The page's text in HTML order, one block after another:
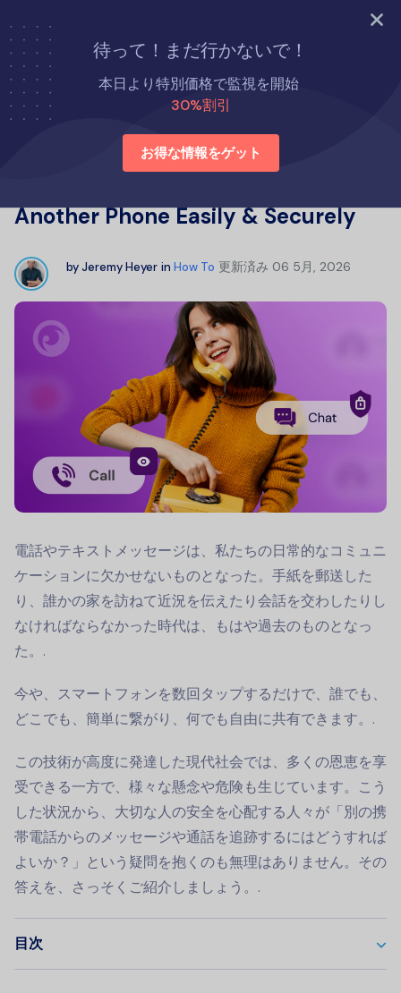
今すぐ試す
待って！まだ行かないで！
本日より特別価格で監視を開始
30%割引
お得な情報をゲット
ホーム
Track Messages and Calls from Another Phone Easily &
Securely
Another Phone Easily & Securely
byJeremy Heyer in How To 更新済み 06 5月, 2026
電話やテキストメッセージは、私たちの日常的なコミュニ
ケーションに欠かせないものとなった。手紙を郵送した
り、誰かの家を訪ねて近況を伝えたり会話を交わしたりし
なければならなかった時代は、もはや過去のものとなっ
た。.
今や、スマートフォンを数回タップするだけで、誰でも、
どこでも、簡単に繋がり、何でも自由に共有できます。.
この技術が高度に発達した現代社会では、多くの恩恵を享
受できる一方で、様々な懸念や危険も生じています。こう
した状況から、大切な人の安全を心配する人々が「別の携
帯電話からのメッセージや通話を追跡するにはどうすれば
よいか？」という疑問を抱くのも無理はありません。その
答えを、さっそくご紹介しましょう。.
目次